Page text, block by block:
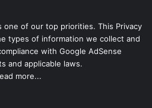
one of our top priorities. This Privacy
types of information we collect and
with Google AdSense
and applicable laws.
more...